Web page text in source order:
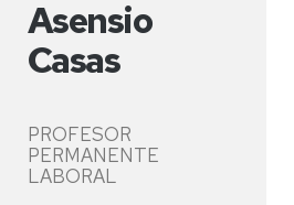
Asensio
Casas
PROFESOR
PERMANENTE
LABORAL